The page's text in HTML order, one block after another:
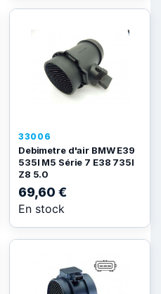
33006
Debimetre d'air BMW E39
535I M5 Série 7 E38 735I
Z8 5.0
69,60 €
En stock